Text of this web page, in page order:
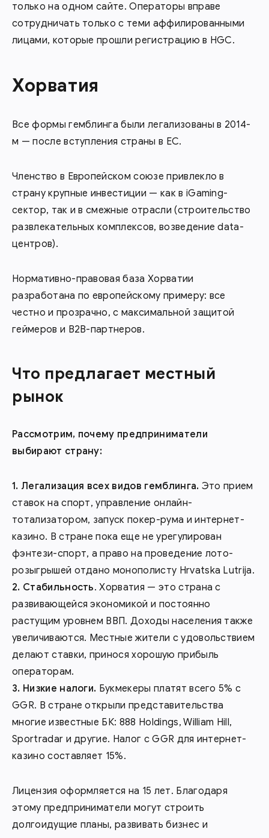
только на одном сайте. Операторы вправе
сотрудничать только с теми аффилированными
лицами, которые прошли регистрацию в HGC.
Хорватия
Все формы гемблинга были легализованы в 2014-
м — после вступления страны в ЕС.
Членство в Европейском союзе привлекло в
страну крупные инвестиции — как в iGaming-
сектор, так и в смежные отрасли (строительство
развлекательных комплексов, возведение data-
центров).
Нормативно-правовая база Хорватии
разработана по европейскому примеру: все
честно и прозрачно, с максимальной защитой
геймеров и В2В-партнеров.
Что предлагает местный
рынок
Рассмотрим, почему предприниматели
выбирают страну:
Легализация всех видов гемблинга. Это прием
ставок на спорт, управление онлайн-
тотализатором, запуск покер-рума и интернет-
казино. В стране пока еще не урегулирован
фэнтези-спорт, а право на проведение лото-
розыгрышей отдано монополисту Hrvatska Lutrija.
Стабильность. Хорватия — это страна с
развивающейся экономикой и постоянно
растущим уровнем ВВП. Доходы населения также
увеличиваются. Местные жители с удовольствием
делают ставки, принося хорошую прибыль
операторам.
Низкие налоги. Букмекеры платят всего 5% с
GGR. В стране открыли представительства
многие известные БК: 888 Holdings, William Hill,
Sportradar и другие. Налог с GGR для интернет-
казино составляет 15%.
Лицензия оформляется на 15 лет. Благодаря
этому предприниматели могут строить
долгоидущие планы, развивать бизнес и